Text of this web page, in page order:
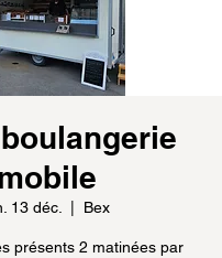
13 déc. Bex
présents 2 matinées par